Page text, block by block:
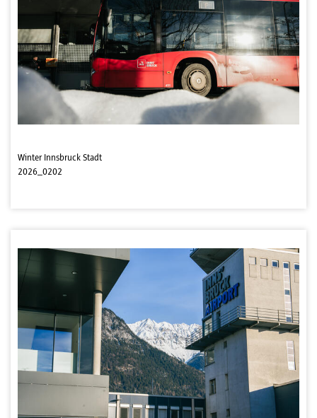
Winter Innsbruck Stadt
2026_0202